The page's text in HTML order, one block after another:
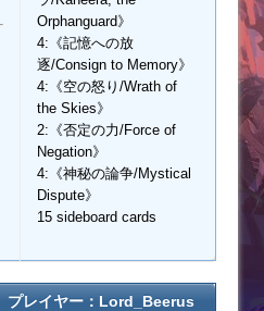
Orphanguard》
4:《記憶への放
逐/Consign to Memory》
4:《空の怒り/Wrath of
the Skies》
2:《否定の力/Force of
Negation》
4:《神秘の論争/Mystical
Dispute》
15 sideboard cards
レイヤー：Lord_Beerus